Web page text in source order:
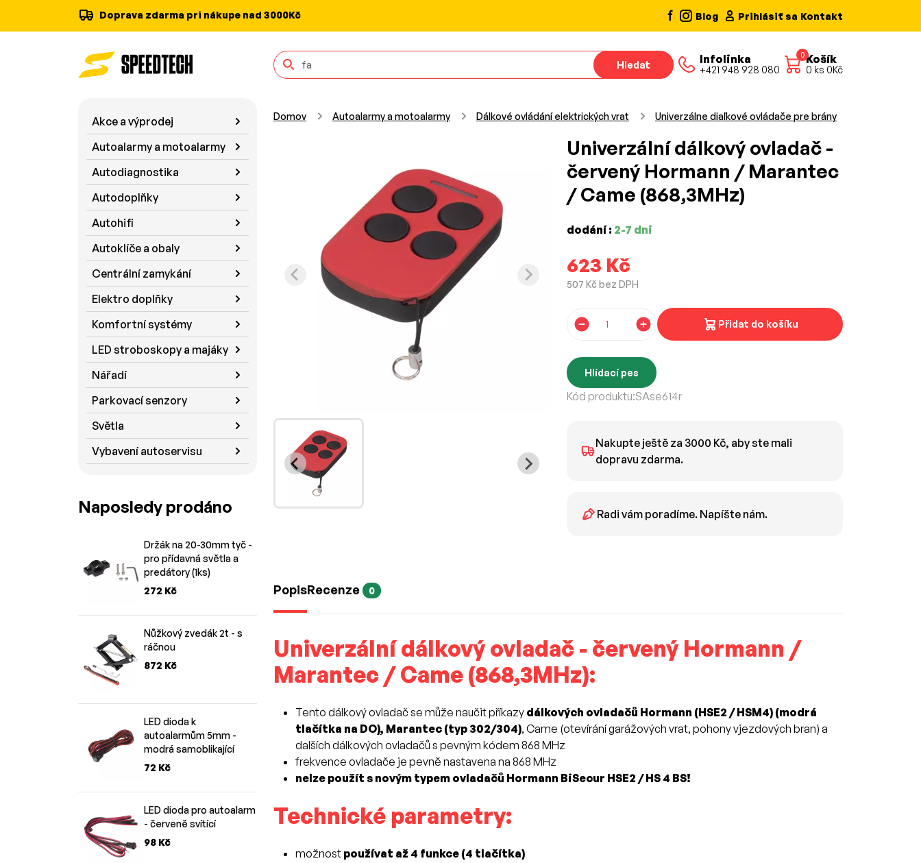
Doprava zdarma pri nákupe nad 3000Kč Blog Prihlásiť sa Kontakt
Hledat Infolinka
+421 948 928 080
0Košík
0 ks 0Kč
Akce a výprodej
Autoalarmy a motoalarmy
Autodiagnostika
Autodoplňky
Autohifi
Autoklíče a obaly
Centrální zamykání
Elektro doplňky
Komfortní systémy
LED stroboskopy a majáky
Nářadí
Parkovací senzory
Světla
Vybavení autoservisu
Naposledy prodáno
Držák na 20-30mm tyč -
pro přídavná světla a
predátory (1ks)
272 Kč
Nůžkový zvedák 2t - s
ráčnou
872 Kč
LED dioda k
autoalarmům 5mm -
modrá samoblikající
72 Kč
LED dioda pro autoalarm
- červeně svítící
98 Kč
Domov Autoalarmy a motoalarmy Dálkové ovládání elektrických vrat Univerzálne diaľkové ovládače pre brány
Univerzální dálkový ovladač -
červený Hormann / Marantec
/ Came (868,3MHz)
dodání : 2-7 dni
623 Kč
507 Kč bez DPH
Přidat do košíku
Hlídací pes
Kód produktu:SAse614r
Nakupte ještě za 3000 Kč, aby ste mali
dopravu zdarma.
Radi vám poradíme. Napíšte nám.
PopisRecenze 0
Univerzální dálkový ovladač - červený Hormann /
Marantec / Came (868,3MHz):
Tento dálkový ovladač se může naučit příkazy dálkových ovladačů Hormann (HSE2 / HSM4) (modrá
tlačítka na DO), Marantec (typ 302/304), Came (otevírání garážových vrat, pohony vjezdových bran) a
dalších dálkových ovladačů s pevným kódem 868 MHz
frekvence ovladače je pevně nastavena na 868 MHz
nelze použít s novým typem ovladačů Hormann BiSecur HSE2 / HS 4 BS!
Technické parametry:
možnost používat až 4 funkce (4 tlačítka)